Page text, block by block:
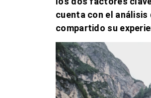
cuenta con el análisis
compartido su